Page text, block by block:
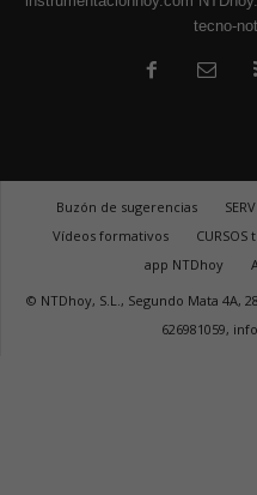
tecno-
Buzón de sugerencias
Vídeos formativos
CURSOS
app NTDhoy
© NTDhoy, S.L., Segundo Mata 4A,
626981059,